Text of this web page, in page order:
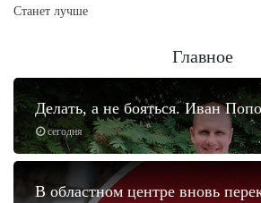
Станет лучше
Главное
сегодня
Делать, а не бояться. Иван
В областном центре вновь